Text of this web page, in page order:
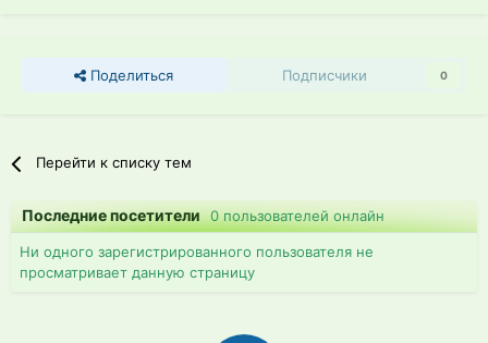
Поделиться Подписчики 0
Перейти к списку тем
Последние посетители0 пользователей онлайн
Ни одного зарегистрированного пользователя не
просматривает данную страницу